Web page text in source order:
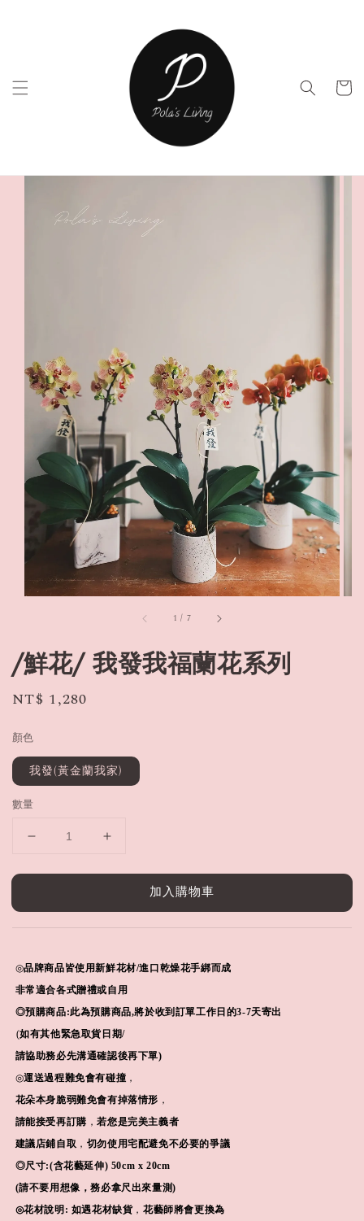
1 / 7
/鮮花/ 我發我福蘭花系列
Regular
NT$ 1,280
顏色
我發(黃金蘭我家)
數量
加入購物車
◎品牌商品皆使用新鮮花材/進口乾燥花手綁而成
非常適合各式贈禮或自用
◎預購商品:此為預購商品,將於收到訂單工作日的3-7天寄出
(如有其他緊急取貨日期/
請協助務必先溝通確認後再下單)
◎運送過程難免會有碰撞 ，
花朵本身脆弱難免會有掉落情形 ，
請能接受再訂購 ，若您是完美主義者
建議店鋪自取 ， 切勿使用宅配避免不必要的爭議
◎尺寸:(含花藝延伸) 50cm x 20cm
(請不要用想像，務必拿尺出來量測)
◎花材說明: 如遇花材缺貨，花藝師將會更換為